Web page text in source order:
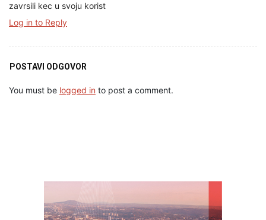
zavrsili kec u svoju korist
Log in to Reply
POSTAVI ODGOVOR
You must be logged in to post a comment.